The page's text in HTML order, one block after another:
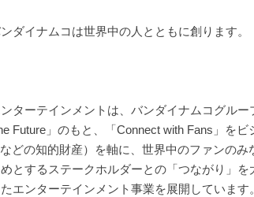
ダイナムコは世界中の人とともに創ります。
ターテインメントは、バンダイナムコグルー
Future」のもと、「Connect with Fans」をビ
どの知的財産）を軸に、世界中のファンのみ
とするステークホルダーとの「つながり」を
エンターテインメント事業を展開しています。